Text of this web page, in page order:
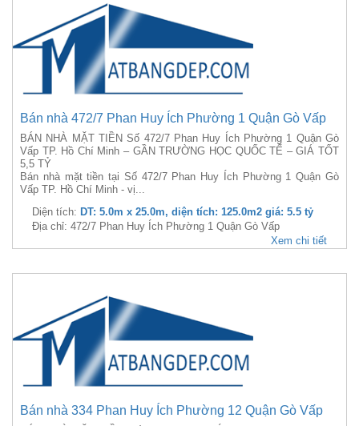
Bán nhà 472/7 Phan Huy Ích Phường 1 Quận Gò Vấp
BÁN NHÀ MẶT TIỀN Số 472/7 Phan Huy Ích Phường 1 Quận Gò
Vấp TP. Hồ Chí Minh – GẦN TRƯỜNG HỌC QUỐC TẾ – GIÁ TỐT
5,5 TỶ
Bán nhà mặt tiền tại Số 472/7 Phan Huy Ích Phường 1 Quận Gò
Vấp TP. Hồ Chí Minh - vị...
Diện tích: DT: 5.0m x 25.0m, diện tích: 125.0m2 giá: 5.5 tỷ
Địa chỉ: 472/7 Phan Huy Ích Phường 1 Quận Gò Vấp
Xem chi tiết
Bán nhà 334 Phan Huy Ích Phường 12 Quận Gò Vấp